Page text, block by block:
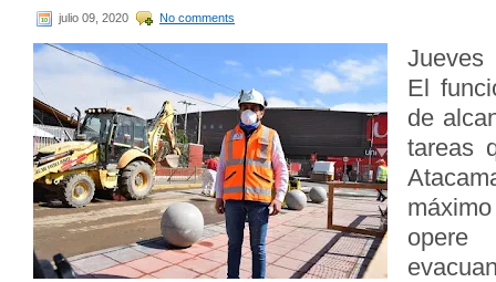
julio 09, 2020 No comments
El
de
tareas